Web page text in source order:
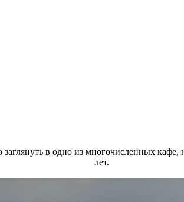
заглянуть в одно из многочисленных кафе,
лет.